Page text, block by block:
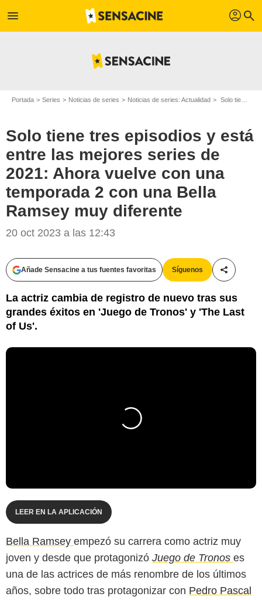
menu profil search
Portada Series Noticias de series Noticias de series: Actualidad Solo tiene tres episodios y está entre las mejores series de 2021: Ahora vuelve con una temporada 2 con una Bella Ramsey muy diferente
Solo tiene tres episodios y está
entre las mejores series de
2021: Ahora vuelve con una
temporada 2 con una Bella
Ramsey muy diferente
20 oct 2023 a las 12:43
Añade Sensacine a tus fuentes favoritas Síguenos
La actriz cambia de registro de nuevo tras sus
grandes éxitos en 'Juego de Tronos' y 'The Last
of Us'.
LEER EN LA APLICACIÓN
Bella Ramsey empezó su carrera como actriz muy
joven y desde que protagonizó Juego de Tronos es
una de las actrices de más renombre de los últimos
años, sobre todo tras protagonizar con Pedro Pascal